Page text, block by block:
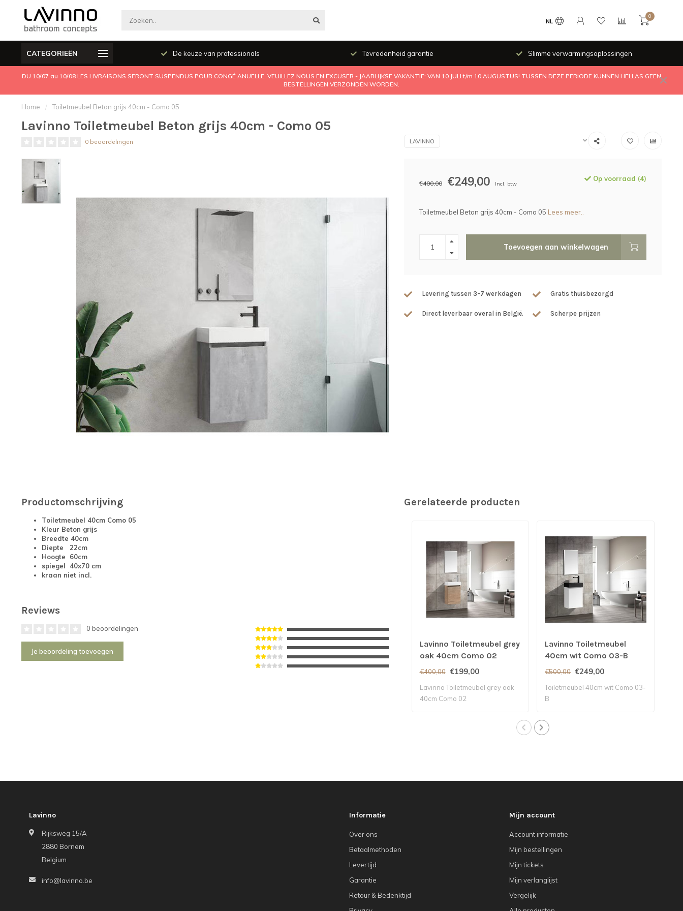
NL
0
CATEGORIEËN
Producten kwaliteit De keuze van professionals Tevredenheid garantie Slimme verwarmingsoplossingen
DU 10/07 au 10/08 LES LIVRAISONS SERONT SUSPENDUS POUR CONGÉ ANUELLE. VEUILLEZ NOUS EN EXCUSER - JAARLIJKSE VAKANTIE: VAN 10 JULI t/m 10 AUGUSTUS! TUSSEN DEZE PERIODE KUNNEN HELLAS GEEN
BESTELLINGEN VERZONDEN WORDEN.
Home / Toiletmeubel Beton grijs 40cm - Como 05
Lavinno Toiletmeubel Beton grijs 40cm - Como 05
0 beoordelingen LAVINNO
€400,00 €249,00 Incl. btw
Op voorraad (4)
Toiletmeubel Beton grijs 40cm - Como 05 Lees meer..
Toevoegen aan winkelwagen
Levering tussen 3-7 werkdagen Gratis thuisbezorgd
Direct leverbaar overal in België. Scherpe prijzen
Productomschrijving
Toiletmeubel 40cm Como 05
Kleur Beton grijs
Breedte 40cm
Diepte 22cm
Hoogte 60cm
spiegel 40x70 cm
kraan niet incl.
Reviews
0 beoordelingen
Je beoordeling toevoegen
Gerelateerde producten
Lavinno Toiletmeubel grey
oak 40cm Como 02
€400,00 €199,00
Lavinno Toiletmeubel grey oak
40cm Como 02
Lavinno Toiletmeubel
40cm wit Como 03-B
€500,00 €249,00
Toiletmeubel 40cm wit Como 03-
B
Lavinno
Rijksweg 15/A
2880 Bornem
Belgium
info@lavinno.be
Informatie
Over ons
Betaalmethoden
Levertijd
Garantie
Retour & Bedenktijd
Mijn account
Account informatie
Mijn bestellingen
Mijn tickets
Mijn verlanglijst
Vergelijk